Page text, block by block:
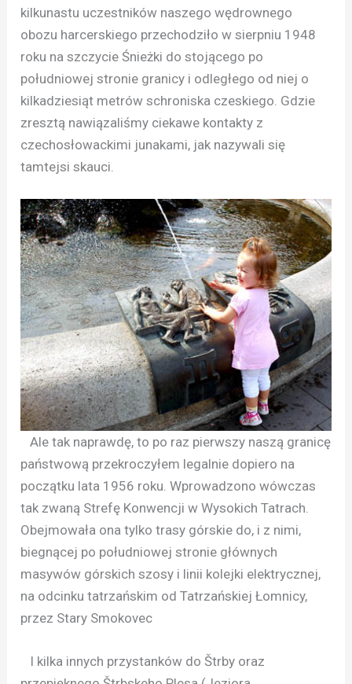
kilkunastu uczestników naszego wędrownego
obozu harcerskiego przechodziło w sierpniu 1948
roku na szczycie Śnieżki do stojącego po
południowej stronie granicy i odległego od niej o
kilkadziesiąt metrów schroniska czeskiego. Gdzie
zresztą nawiązaliśmy ciekawe kontakty z
czechosłowackimi junakami, jak nazywali się
tamtejsi skauci.
Ale tak naprawdę, to po raz pierwszy naszą granicę
państwową przekroczyłem legalnie dopiero na
początku lata 1956 roku. Wprowadzono wówczas
tak zwaną Strefę Konwencji w Wysokich Tatrach.
Obejmowała ona tylko trasy górskie do, i z nimi,
biegnącej po południowej stronie głównych
masywów górskich szosy i linii kolejki elektrycznej,
na odcinku tatrzańskim od Tatrzańskiej Łomnicy,
przez Stary Smokovec
I kilka innych przystanków do Štrby oraz